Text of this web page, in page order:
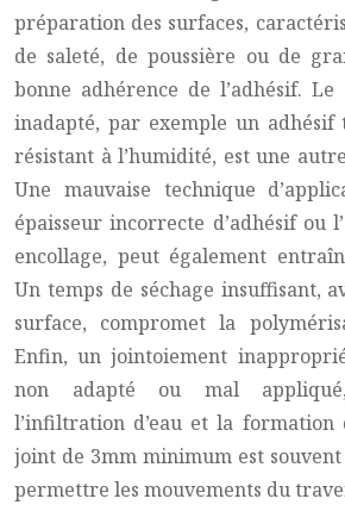
préparation des surfaces,
de saleté, de poussière ou de
bonne adhérence de l’adhésif. Le
inadapté, par exemple un
résistant à l’humidité, est une
Une mauvaise technique
épaisseur incorrecte d’adhésif ou
encollage, peut également
Un temps de séchage insuffisant,
surface, compromet la
Enfin, un jointoiement
non adapté ou mal
l’infiltration d’eau et la formation
joint de 3mm minimum est
permettre les mouvements du